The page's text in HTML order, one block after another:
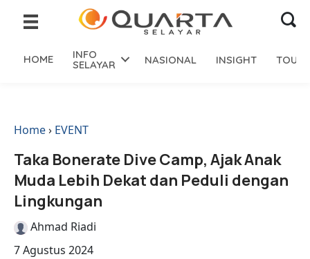
HOME INFO
SELAYAR NASIONAL INSIGHT
Home› EVENT
Taka Bonerate Dive Camp, Ajak Anak
Muda Lebih Dekat dan Peduli dengan
Lingkungan
Ahmad Riadi
7 Agustus 2024